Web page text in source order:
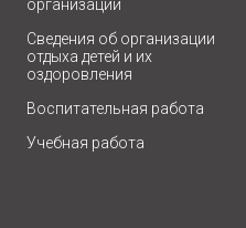
организации
Сведения об организации
отдыха детей и их
оздоровления
Воспитательная работа
Учебная работа